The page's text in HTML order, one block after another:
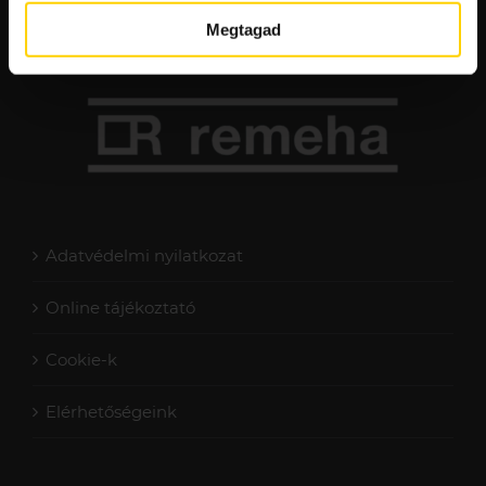
Megtagad
Adatvédelmi nyilatkozat
Online tájékoztató
Cookie-k
Elérhetőségeink